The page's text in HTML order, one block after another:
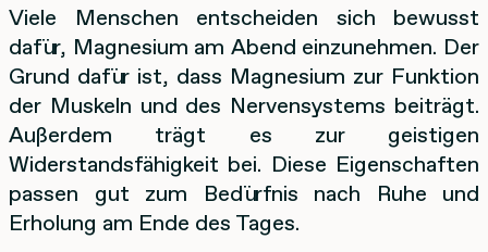
Viele Menschen entscheiden sich bewusst
dafür, Magnesium am Abend einzunehmen. Der
Grund dafür ist, dass Magnesium zur Funktion
der Muskeln und des Nervensystems beiträgt.
Außerdem trägt es zur geistigen
Widerstandsfähigkeit bei. Diese Eigenschaften
passen gut zum Bedürfnis nach Ruhe und
Erholung am Ende des Tages.